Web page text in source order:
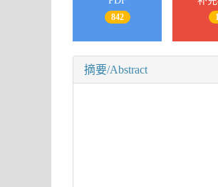
842 1
摘要/Abstract